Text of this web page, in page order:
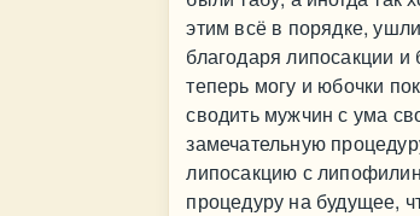
этим всё в порядке,
благодаря липосакции
теперь могу и юбочки
сводить мужчин с ума
замечательную
липосакцию с
процедуру на будущее,